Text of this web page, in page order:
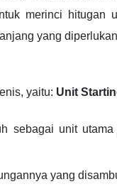
merinci hitugan
yang
yaitu: Unit
sebagai unit
yang